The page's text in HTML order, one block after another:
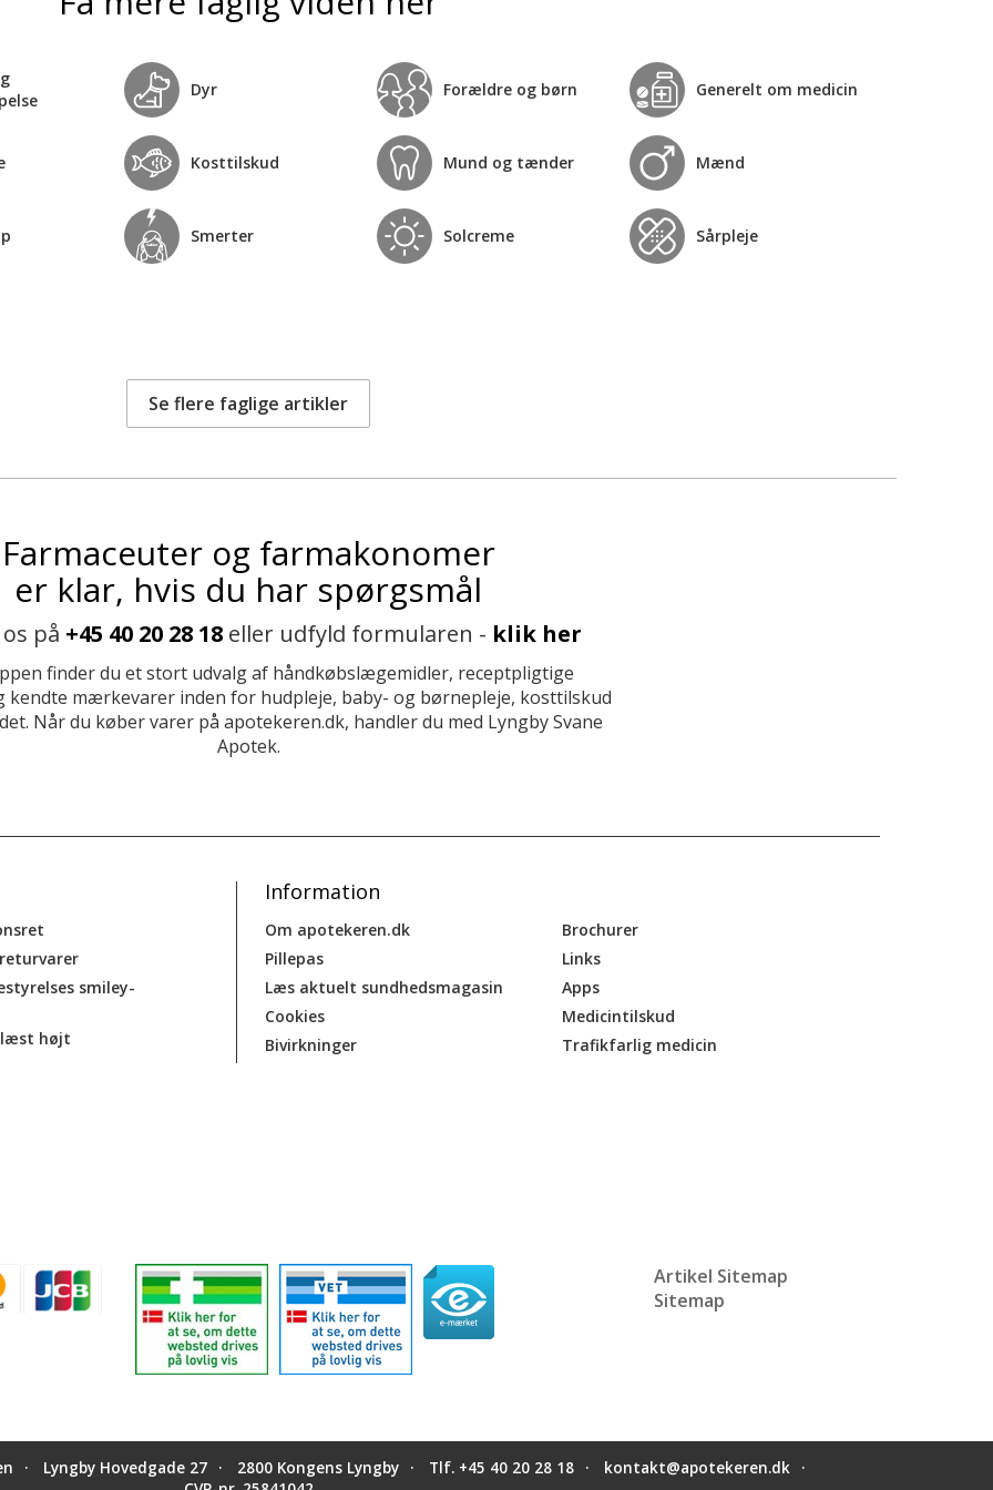
Dyr Forældre og børn Generelt om medicin
Kosttilskud Mund og tænder Mænd
Smerter Solcreme Sårpleje
Se flere faglige artikler
Farmaceuter og farmakonomer
er klar, hvis du har spørgsmål
på +45 40 20 28 18 eller udfyld formularen - klik her
finder du et stort udvalg af håndkøbslægemidler, receptpligtige
kendte mærkevarer inden for hudpleje, baby- og børnepleje, kosttilskud
Når du køber varer på apotekeren.dk, handler du med Lyngby Svane
Apotek.
smiley-
læst højt
Information
Om apotekeren.dk
Pillepas
Læs aktuelt sundhedsmagasin
Cookies
Bivirkninger
Brochurer
Links
Apps
Medicintilskud
Trafikfarlig medicin
Artikel Sitemap
Sitemap
Lyngby Hovedgade 27 2800 Kongens Lyngby Tlf. +45 40 20 28 18
kontakt@apotekeren.dk